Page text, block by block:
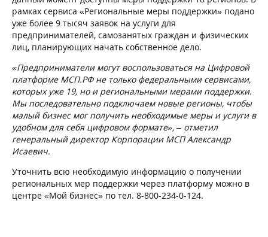
рамках сервиса «Региональные меры поддержки» подано
уже более 9 тысяч заявок на услуги для
предпринимателей, самозанятых граждан и физических
лиц, планирующих начать собственное дело.
«Предприниматели могут воспользоваться на Цифровой
платформе МСП.РФ не только федеральными сервисами,
которых уже 19, но и региональными мерами поддержки.
Мы последовательно подключаем новые регионы, чтобы
малый бизнес мог получить необходимые меры и услуги в
удобном для себя цифровом формате», – отметил
генеральный директор Корпорации МСП Александр
Исаевич.
Уточнить всю необходимую информацию о получении
региональных мер поддержки через платформу можно в
центре «Мой бизнес» по тел. 8-800-234-0-124.